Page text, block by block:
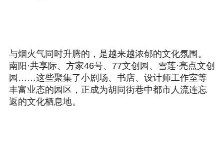
与烟火气同时升腾的，是越来越浓郁的文化氛围。
南阳·共享际、方家46号、77文创园、雪莲·亮点文创
园……这些聚集了小剧场、书店、设计师工作室等
丰富业态的园区，正成为胡同街巷中都市人流连忘
返的文化栖息地。